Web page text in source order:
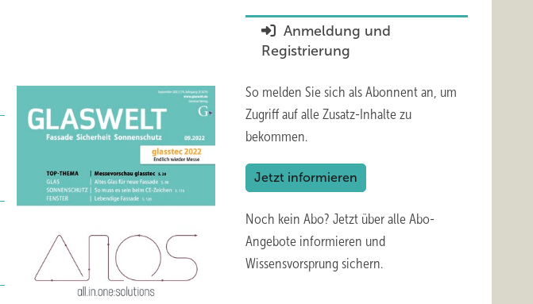
Anmeldung und
Registrierung
So melden Sie sich als Abonnent an, um
Zugriff auf alle Zusatz-Inhalte zu
bekommen.
Jetzt informieren
Noch kein Abo? Jetzt über alle Abo-
Angebote informieren und
Wissensvorsprung sichern.